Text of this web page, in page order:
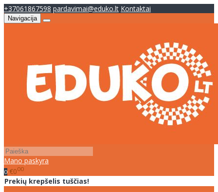
+37061867598 pardavimai@eduko.lt Kontaktai
Navigacija
Mano paskyra
0 €000
Prekių krepšelis tuščias!